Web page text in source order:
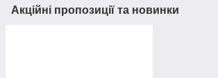
Акційні пропозиції та новинки